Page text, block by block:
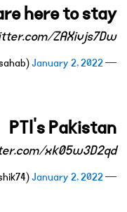
here to stay
ZAXivjs7Dw
— Anas Tipu (@teepusahab)
January 2, 2022
PTI’s Pakistan
xk05w3D2qd
— Khurram Qureshi (@qureshik74)
January 2, 2022